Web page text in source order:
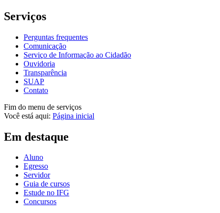
Serviços
Perguntas frequentes
Comunicação
Serviço de Informação ao Cidadão
Ouvidoria
Transparência
SUAP
Contato
Fim do menu de serviços
Você está aqui: Página inicial
Em destaque
Aluno
Egresso
Servidor
Guia de cursos
Estude no IFG
Concursos